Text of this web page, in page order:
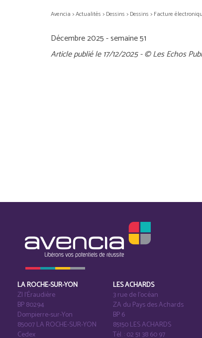
Avencia >Actualités > Dessins > Dessins > Facture
Décembre 2025 - semaine 51
Article publié le 17/12/2025 - © Les Echos
LA ROCHE-SUR-YON
ZI l‘Éraudière
BP 80294
Dompierre-sur-Yon
85007 LA ROCHE-SUR-YON
Cedex
LES ACHARDS
3 rue de l’océan
ZA du Pays des Achards
BP 6
85150 LES ACHARDS
Tél. : 02 51 38 60 97